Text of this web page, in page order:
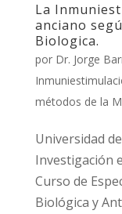
La
anciano
Biologica.
por Dr. Jorge
métodos de la
Universidad
Investigación
Curso de
Biológica y